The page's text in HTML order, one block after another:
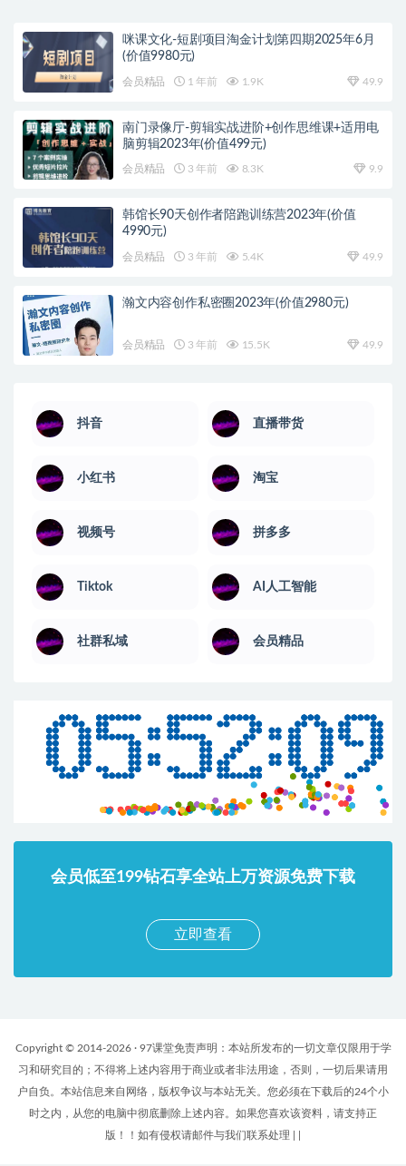
咪课文化-短剧项目淘金计划第四期2025年6月
(价值9980元)
会员精品 1 年前 1.9K 49.9
南门录像厅-剪辑实战进阶+创作思维课+适用电
脑剪辑2023年(价值499元)
会员精品 3 年前 8.3K 9.9
韩馆长90天创作者陪跑训练营2023年(价值
4990元)
会员精品 3 年前 5.4K 49.9
瀚文内容创作私密圈2023年(价值2980元)
会员精品 3 年前 15.5K 49.9
抖音 直播带货
小红书 淘宝
视频号 拼多多
Tiktok AI人工智能
社群私域 会员精品
会员低至199钻石享全站上万资源免费下载
立即查看
Copyright © 2014-2026 · 97课堂免责声明：本站所发布的一切文章仅限用于学
习和研究目的；不得将上述内容用于商业或者非法用途，否则，一切后果请用
户自负。本站信息来自网络，版权争议与本站无关。您必须在下载后的24个小
时之内，从您的电脑中彻底删除上述内容。如果您喜欢该资料，请支持正
版！！如有侵权请邮件与我们联系处理